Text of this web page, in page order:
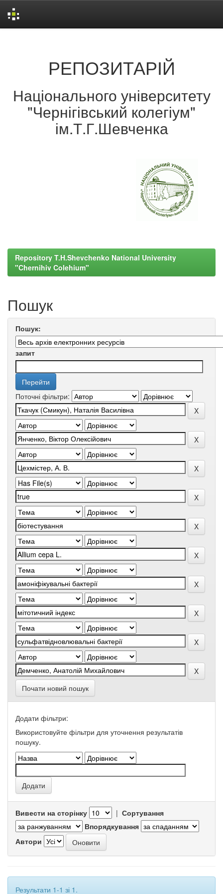
РЕПОЗИТАРІЙ
Національного університету
"Чернігівський колегіум"
ім.Т.Г.Шевченка
Repository T.H.Shevchenko National University
"Chernihiv Colehium"
Пошук
Пошук:
запит
Поточні фільтри:
Почати новий пошук
Додати фільтри:
Використовуйте фільтри для уточнення результатів
пошуку.
Вивести на сторінку | Сортування
Впорядкування
Автори
Результати 1-1 зі 1.